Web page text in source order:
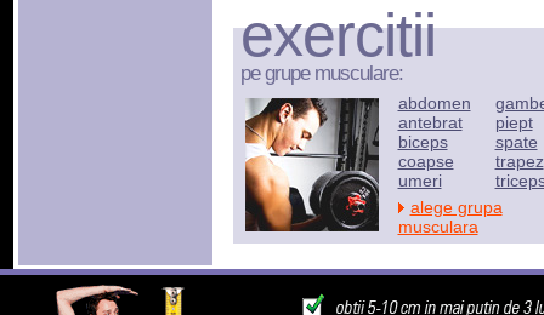
exercitii
pe grupe musculare:
abdomen
antebrat
biceps
coapse
umeri
piept
spate
trapez
alege grupa
musculara